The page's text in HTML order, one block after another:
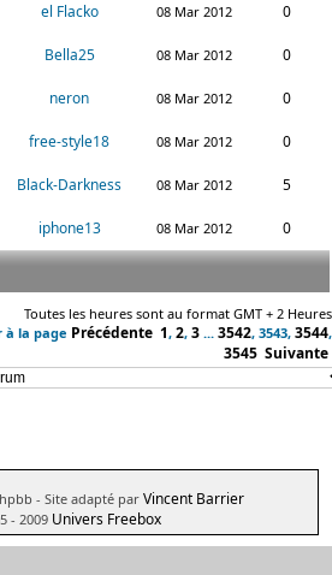
el Flacko 08 Mar 2012 0
Bella25 08 Mar 2012 0
neron 08 Mar 2012 0
free-style18 08 Mar 2012 0
Black-Darkness 08 Mar 2012 5
iphone13 08 Mar 2012 0
Toutes les heures sont au format GMT + 2 Heures
à la page Précédente 1, 2, 3 ... 3542, 3543, 3544,
3545 Suivante
- Site adapté par Vincent Barrier
- 2009 Univers Freebox